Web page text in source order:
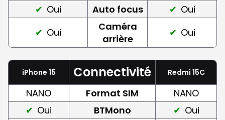
Oui Auto focus
Oui
Oui
Caméra
arrière
Oui
iPhone 15 Connectivité Redmi 15C
NANO Format SIM
NANO
Oui
BTMono
Oui